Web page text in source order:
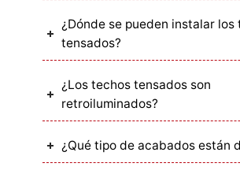
¿Dónde se pueden instalar los
tensados?
¿Los techos tensados son
retroiluminados?
¿Qué tipo de acabados están